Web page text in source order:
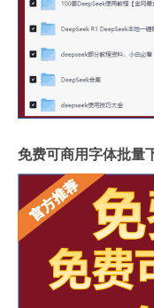
免费可商用字体批量